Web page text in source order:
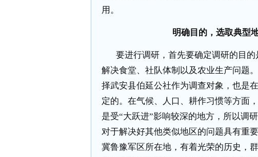
用。
明确目的，选取典型
要进行调研，首先要确定调研的目
解决食堂、社队体制以及农业生产问题
择武安县伯延公社作为调查对象，也是
定的。在气候、人口、耕作习惯等方面
是受“大跃进”影响较深的地方，所以调
对于解决好其他类似地区的问题具有重
冀鲁豫军区所在地，有着光荣的历史，